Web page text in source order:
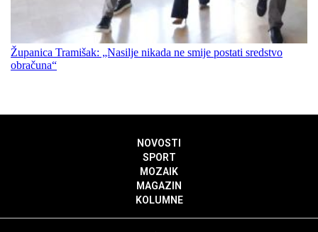
Županica Tramišak: „Nasilje nikada ne smije postati sredstvo
obračuna“
NOVOSTI
SPORT
MOZAIK
MAGAZIN
KOLUMNE